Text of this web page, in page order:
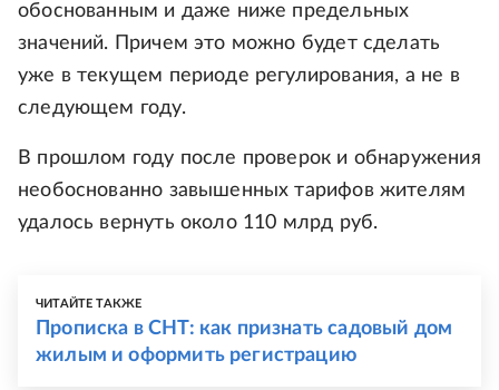
обоснованным и даже ниже предельных
значений. Причем это можно будет сделать
уже в текущем периоде регулирования, а не в
следующем году.
В прошлом году после проверок и обнаружения
необоснованно завышенных тарифов жителям
удалось вернуть около 110 млрд руб.
ЧИТАЙТЕ ТАКЖЕ
Прописка в СНТ: как признать садовый дом
жилым и оформить регистрацию